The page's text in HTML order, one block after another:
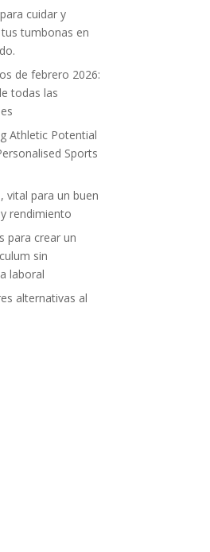
cuidar y
tumbonas en
de febrero 2026:
todas las
Athletic Potential
Sports
vital para un buen
rendimiento
para crear un
sin
laboral
alternativas al